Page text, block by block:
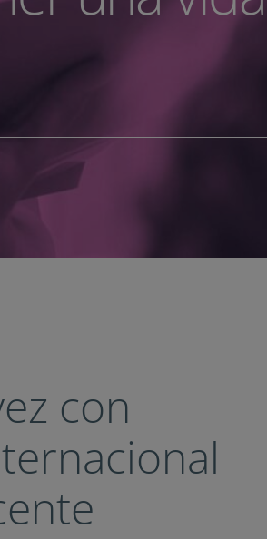
con